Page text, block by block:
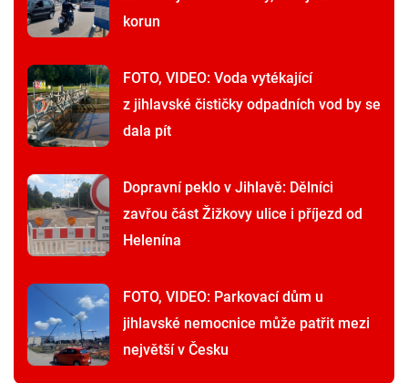
korun
FOTO, VIDEO: Voda vytékající
z jihlavské čističky odpadních vod by se
dala pít
Dopravní peklo v Jihlavě: Dělníci
zavřou část Žižkovy ulice i příjezd od
Helenína
FOTO, VIDEO: Parkovací dům u
jihlavské nemocnice může patřit mezi
největší v Česku